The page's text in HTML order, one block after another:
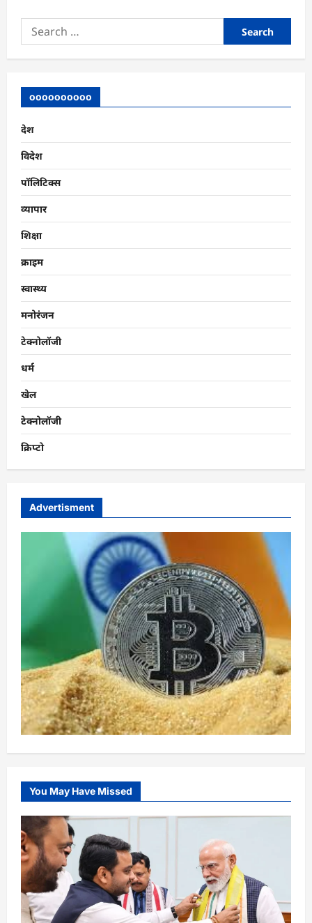
Search
for:
oooooooooo
देश
विदेश
पॉलिटिक्स
व्यापार
शिक्षा
क्राइम
स्वास्थ्य
मनोरंजन
टेक्नोलॉजी
धर्म
खेल
टेक्नोलॉजी
क्रिप्टो
Advertisment
You May Have Missed